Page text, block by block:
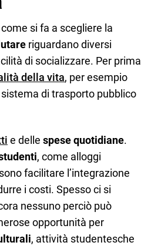
si fa a scegliere la
riguardano diversi
di socializzare. Per prima
della vita, per esempio
di trasporto pubblico
e delle spese quotidiane.
, come alloggi
facilitare l’integrazione
i costi. Spesso ci si
nessuno perciò può
opportunità per
, attività studentesche